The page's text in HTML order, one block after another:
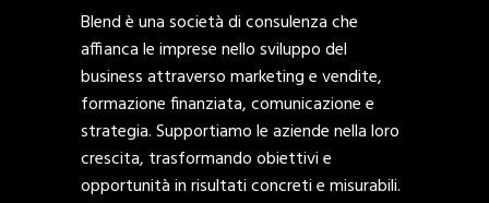
Blend è una società di consulenza che
affianca le imprese nello sviluppo del
business attraverso marketing e vendite,
formazione finanziata, comunicazione e
strategia. Supportiamo le aziende nella loro
crescita, trasformando obiettivi e
opportunità in risultati concreti e misurabili.